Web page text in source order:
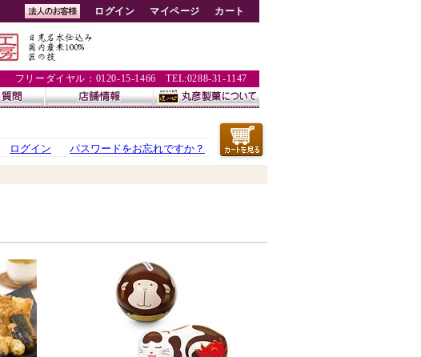
ログイン マイページ カート
フリーダイヤル：0120-15-1466 TEL:0288-31-1147
ログイン パスワードをお忘れですか？